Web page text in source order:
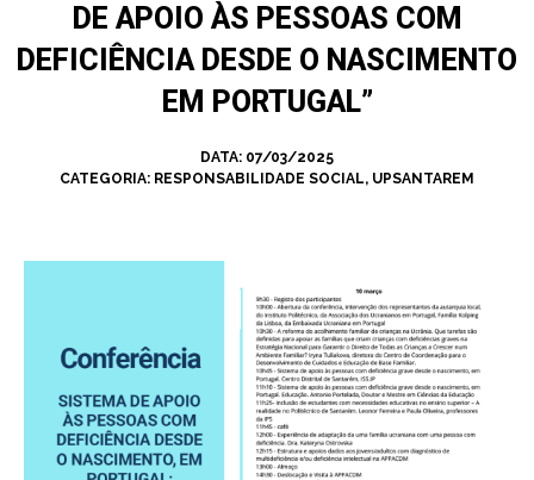
DE APOIO ÀS PESSOAS COM
DEFICIÊNCIA DESDE O NASCIMENTO
EM PORTUGAL”
DATA: 07/03/2025
CATEGORIA: RESPONSABILIDADE SOCIAL, UPSANTAREM